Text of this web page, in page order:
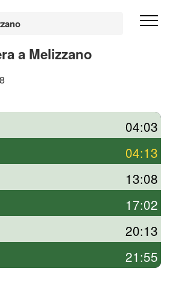
a Melizzano
04:03
04:13
13:08
17:02
20:13
21:55